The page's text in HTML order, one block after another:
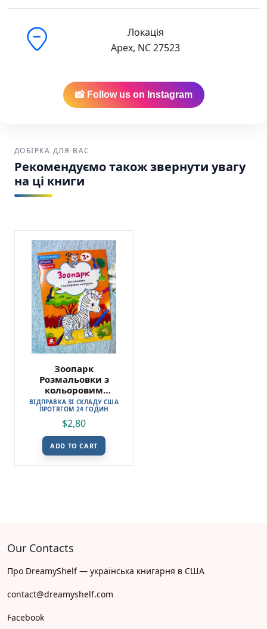
Локація
Apex, NC 27523
📸 Follow us on Instagram
ДОБІРКА ДЛЯ ВАС
Рекомендуємо також звернути увагу
на ці книги
Зоопарк
Розмальовки з
кольоровим
контуром
ВІДПРАВКА ЗІ СКЛАДУ США
ПРОТЯГОМ 24 ГОДИН
$2,80
ADD TO CART
Our Contacts
Про DreamyShelf — українська книгарня в США
contact@dreamyshelf.com
Facebook